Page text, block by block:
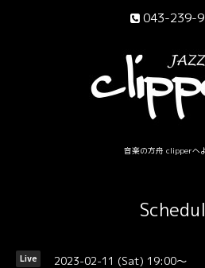
043-239-
音楽の方舟 clipperへ
Live 2023-02-11 (Sat) 19:00～